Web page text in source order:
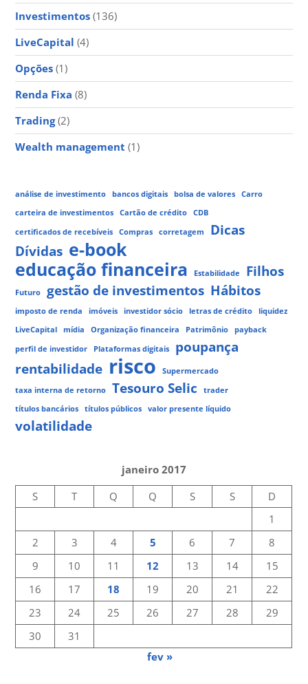
Investimentos (136)
LiveCapital (4)
Opções (1)
Renda Fixa (8)
Trading(2)
Wealth management (1)
análise de investimento bancos digitais bolsa de valores
Carro
carteira de investimentos
Cartão de crédito
CDB
certificados de recebíveis
Compras corretagem
Dicas
Dívidas e-book
educação financeira
Estabilidade Filhos
Futuro gestão de investimentos Hábitos
imposto de renda imóveis investidor sócio letras de crédito
liquidez
LiveCapital
mídia Organização financeira Patrimônio
payback
perfil de investidor
Plataformas digitais
poupança
rentabilidade risco
Supermercado
taxa interna de retorno
Tesouro Selic
trader
títulos bancários
títulos públicos valor presente líquido
volatilidade
janeiro 2017
S
T Q Q S S
D
1
2
3 4 5 6 7
8
9
10 11 12 13 14
15
16
17 18 19 20 21
22
23
24 25 26 27 28
29
30
31
fev »